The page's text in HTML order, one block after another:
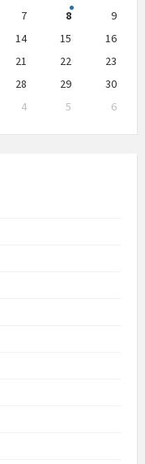
7 8
9
14 15
16
21 22
23
28 29
30
4 5
6